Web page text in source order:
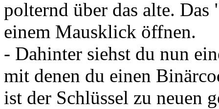
polternd über das alte.
einem Mausklick öffnen.
- Dahinter siehst du nun
mit denen du einen
ist der Schlüssel zu neuen